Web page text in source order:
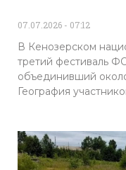
07.07.2026 07:12
В Кенозерском
третий фестиваль
объединивший
География